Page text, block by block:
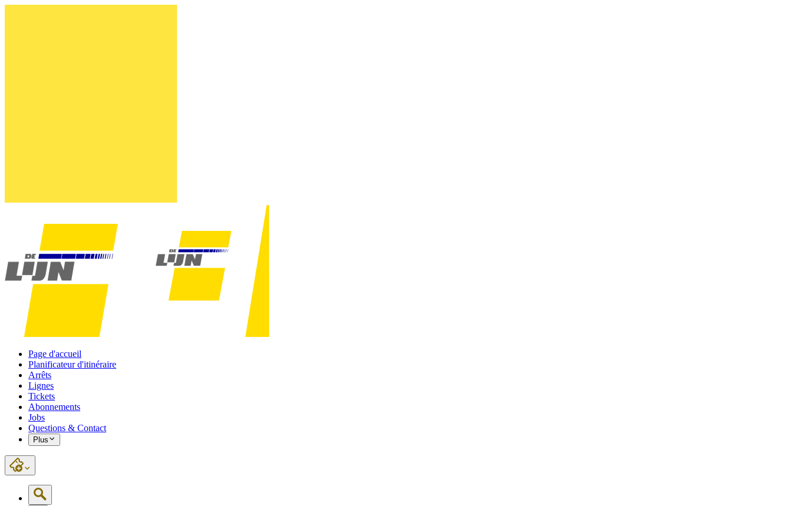
Page d'accueil
Planificateur d'itinéraire
Arrêts
Lignes
Tickets
Abonnements
Jobs
Questions & Contact
Plus